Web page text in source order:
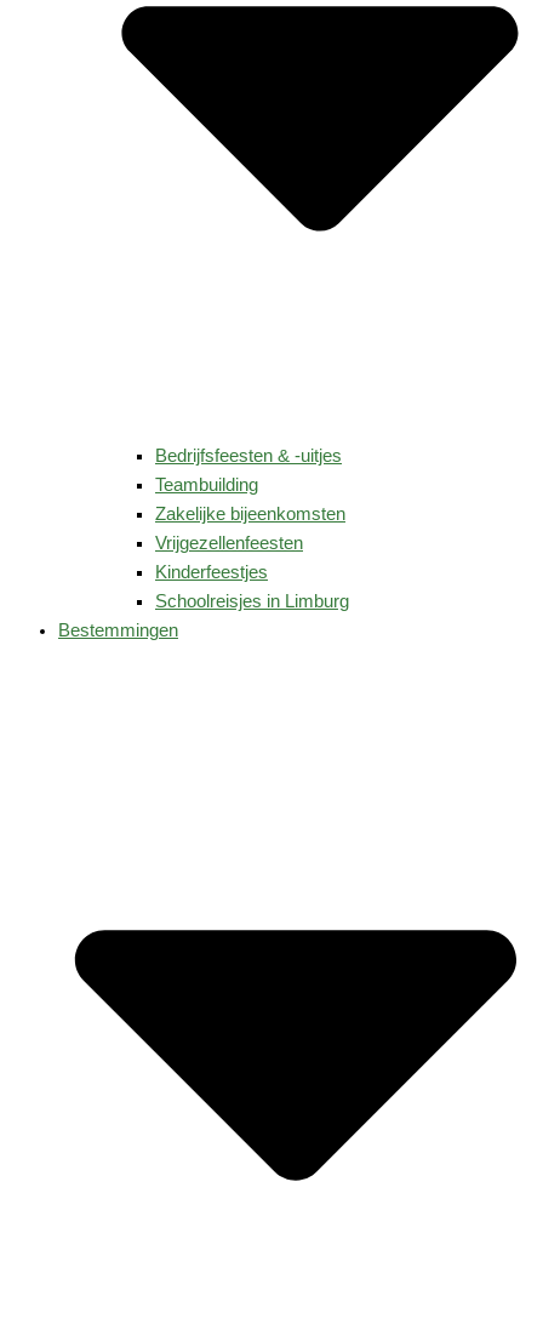
Bedrijfsfeesten & -uitjes
Teambuilding
Zakelijke bijeenkomsten
Vrijgezellenfeesten
Kinderfeestjes
Schoolreisjes in Limburg
Bestemmingen